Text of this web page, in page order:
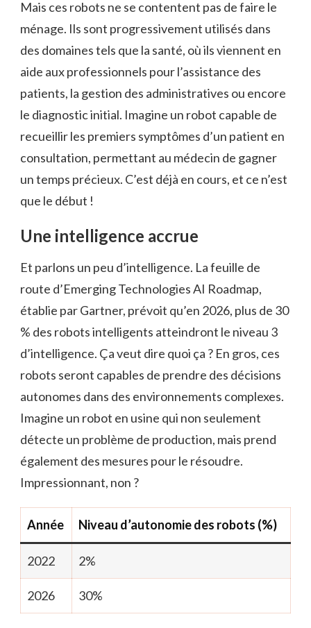
Mais ces robots ne se contentent pas de faire le
ménage. Ils sont progressivement utilisés dans
des domaines tels que la santé, où ils viennent en
aide aux professionnels pour l’assistance des
patients, la gestion des administratives ou encore
le diagnostic initial. Imagine un robot capable de
recueillir les premiers symptômes d’un patient en
consultation, permettant au médecin de gagner
un temps précieux. C’est déjà en cours, et ce n’est
que le début !
Une intelligence accrue
Et parlons un peu d’intelligence. La feuille de
route d’Emerging Technologies AI Roadmap,
établie par Gartner, prévoit qu’en 2026, plus de 30
% des robots intelligents atteindront le niveau 3
d’intelligence. Ça veut dire quoi ça ? En gros, ces
robots seront capables de prendre des décisions
autonomes dans des environnements complexes.
Imagine un robot en usine qui non seulement
détecte un problème de production, mais prend
également des mesures pour le résoudre.
Impressionnant, non ?
Année Niveau d’autonomie des robots (%)
2022 2%
2026 30%